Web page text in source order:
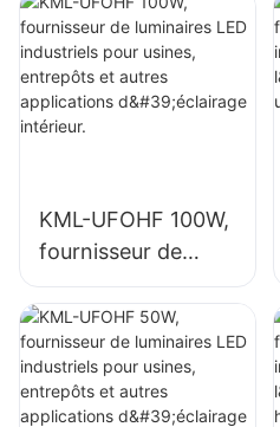
grandes enseignes.
KML-UFOHF 100W,
fournisseur de
luminaires LED
industriels pour
usines, entrepôts
et autres
applications